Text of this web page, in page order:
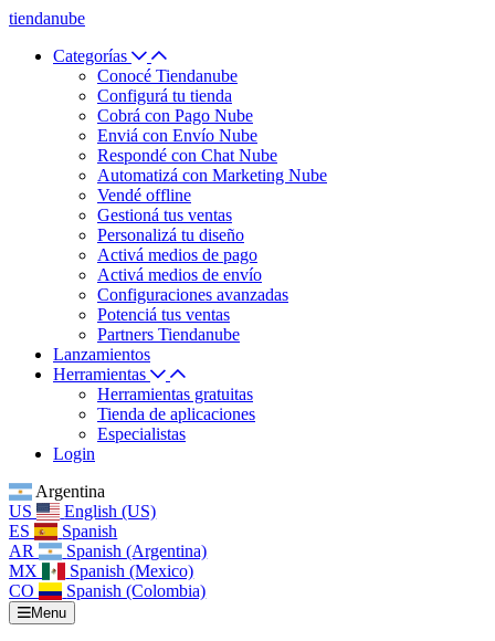
tiendanube
Categorías
Conocé Tiendanube
Configurá tu tienda
Cobrá con Pago Nube
Enviá con Envío Nube
Respondé con Chat Nube
Automatizá con Marketing Nube
Vendé offline
Gestioná tus ventas
Personalizá tu diseño
Activá medios de pago
Activá medios de envío
Configuraciones avanzadas
Potenciá tus ventas
Partners Tiendanube
Lanzamientos
Herramientas
Herramientas gratuitas
Tienda de aplicaciones
Especialistas
Login
Argentina
US
English (US)
ES
Spanish
AR
Spanish (Argentina)
MX
Spanish (Mexico)
CO
Spanish (Colombia)
Menu